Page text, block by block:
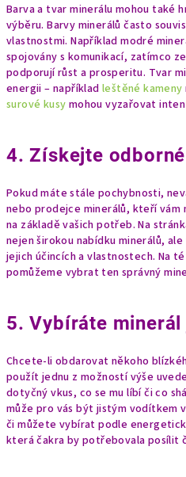
Barva a tvar minerálu mohou také
výběru. Barvy minerálů často
vlastnostmi. Například modré
spojovány s komunikací, zatímco
podporují růst a prosperitu. Tvar
energii – napříkladleštěné kameny
surové kusy mohou vyzařovat
4. Získejte
Pokud máte stále pochybnosti,
nebo prodejce minerálů, kteří
na základě vašich potřeb. Na
nejen širokou nabídku minerálů,
jejich účincích a vlastnostech. Na
pomůžeme vybrat ten správný
5. Vybíráte minerál
Chcete-li obdarovat někoho
použít jednu z možností výše
dotyčný vkus, co se mu líbí či co
může pro vás být jistým vodítkem
či můžete vybírat podle
která čakra by potřebovala posílit